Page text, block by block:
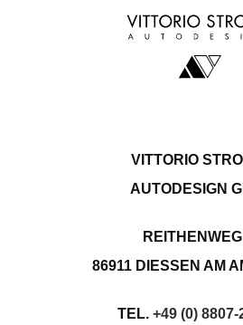
VITTORIO
AUTODESIGN
86911 DIESSEN AM
TEL. +49 (0) 8807-